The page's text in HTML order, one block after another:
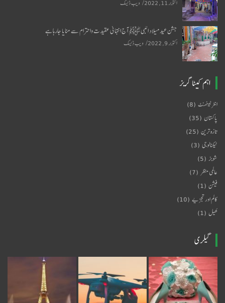
اکتوبر 11, 2022 ویب ڈیسک
جشن عید میلاد النبی ﷺ آج انتہائی عقیدت واحترام سے منایا جارہا ہے
اکتوبر 9, 2022 ویب ڈیسک
اہم کیٹا گریز
انٹرٹینمنٹ (8)
پاکستان (35)
تازہ ترین (25)
ٹیکنالوجی (3)
شوبز (5)
عالمی منظر (7)
فیشن (1)
کالم اور تجزیے (10)
کھیل (1)
گیلری